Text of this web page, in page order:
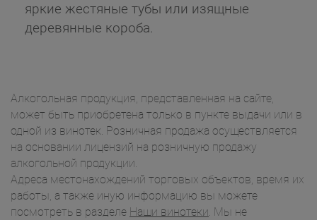
яркие жестяные тубы или изящные
деревянные короба.
Алкогольная продукция, представленная на сайте,
может быть приобретена только в пункте выдачи или в
одной из винотек. Розничная продажа осуществляется
на основании лицензий на розничную продажу
алкогольной продукции.
Адреса местонахождений торговых объектов, время их
работы, а также иную информацию вы можете
посмотреть в разделе Наши винотеки. Мы не